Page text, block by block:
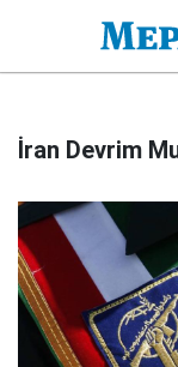
İran Devrim